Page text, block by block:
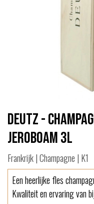
Deutz -
Jeroboam 3L
Frankrijk | Champagne | K1
Een heerlijke fles
Kwaliteit en ervaring van